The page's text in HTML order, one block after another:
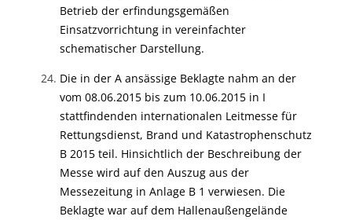
Betrieb der erfindungsgemäßen
Einsatzvorrichtung in vereinfachter
schematischer Darstellung.
Die in der A ansässige Beklagte nahm an der
vom 08.06.2015 bis zum 10.06.2015 in I
stattfindenden internationalen Leitmesse für
Rettungsdienst, Brand und Katastrophenschutz
B 2015 teil. Hinsichtlich der Beschreibung der
Messe wird auf den Auszug aus der
Messezeitung in Anlage B 1 verwiesen. Die
Beklagte war auf dem Hallenaußengelände